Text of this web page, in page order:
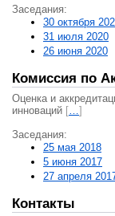
Заседания:
30 октября
31 июля 2020
26 июня 2020
Комиссия по
Оценка и
инноваций […]
Заседания:
25 мая 2018
5 июня 2017
27 апреля
Контакты